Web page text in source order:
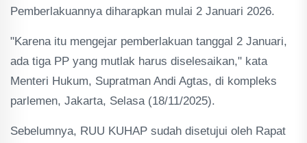
Pemberlakuannya diharapkan mulai 2 Januari 2026.
"Karena itu mengejar pemberlakuan tanggal 2 Januari,
ada tiga PP yang mutlak harus diselesaikan," kata
Menteri Hukum, Supratman Andi Agtas, di kompleks
parlemen, Jakarta, Selasa (18/11/2025).
Sebelumnya, RUU KUHAP sudah disetujui oleh Rapat